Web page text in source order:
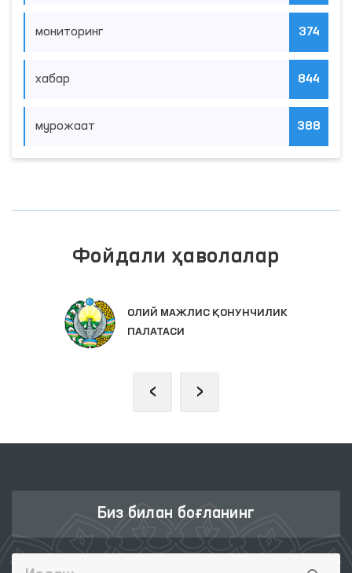
мониторинг 374
хабар 844
мурожаат 388
Фойдали ҳаволалар
ОЛИЙ МАЖЛИС ҚОНУНЧИЛИК
ПАЛАТАСИ
‹ ›
Биз билан боғланинг